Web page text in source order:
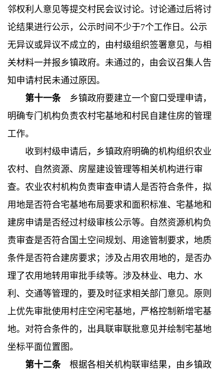
邻权利人意见等提交村民会议讨论。讨论通过后将讨
论结果进行公示，公示时间不少于7个工作日。公示
无异议或异议不成立的，由村级组织签署意见，与相
关材料一并报乡镇政府。未通过的，由会议召集人告
知申请村民未通过原因。
第十一条乡镇政府要建立一个窗口受理申请，
明确专门机构负责农村宅基地和村民自建住房的管理
工作。
收到村级申请后，乡镇政府明确的机构组织农业
农村、自然资源、房屋建设管理等相关机构进行审
查。农业农村机构负责审查申请人是否符合条件，拟
用地是否符合宅基地布局要求和面积标准、宅基地和
建房申请是否经过村级审核公示等。自然资源机构负
责审查是否符合国土空间规划、用途管制要求，地质
条件是否符合建房要求；涉及占用农用地的，是否办
理了农用地转用审批手续等。涉及林业、电力、水
利、交通等管理的，要及时征求相关部门意见。原则
上优先审批使用村庄空闲宅基地，严格控制新增宅基
地。对符合条件的，出具联审联批意见并绘制宅基地
坐标平面位置图。
第十二条根据各相关机构联审结果，由乡镇政